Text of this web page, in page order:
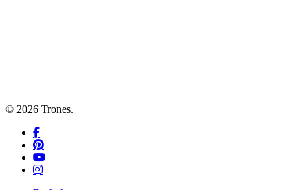
© 2026 Trones.
facebook
pinterest
youtube
instagram